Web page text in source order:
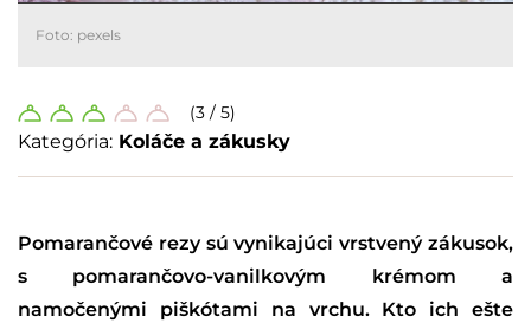
Foto: pexels
(3 / 5)
Kategória: Koláče a zákusky
Pomarančové rezy sú vynikajúci vrstvený zákusok,
s pomarančovo-vanilkovým krémom a
namočenými piškótami na vrchu. Kto ich ešte